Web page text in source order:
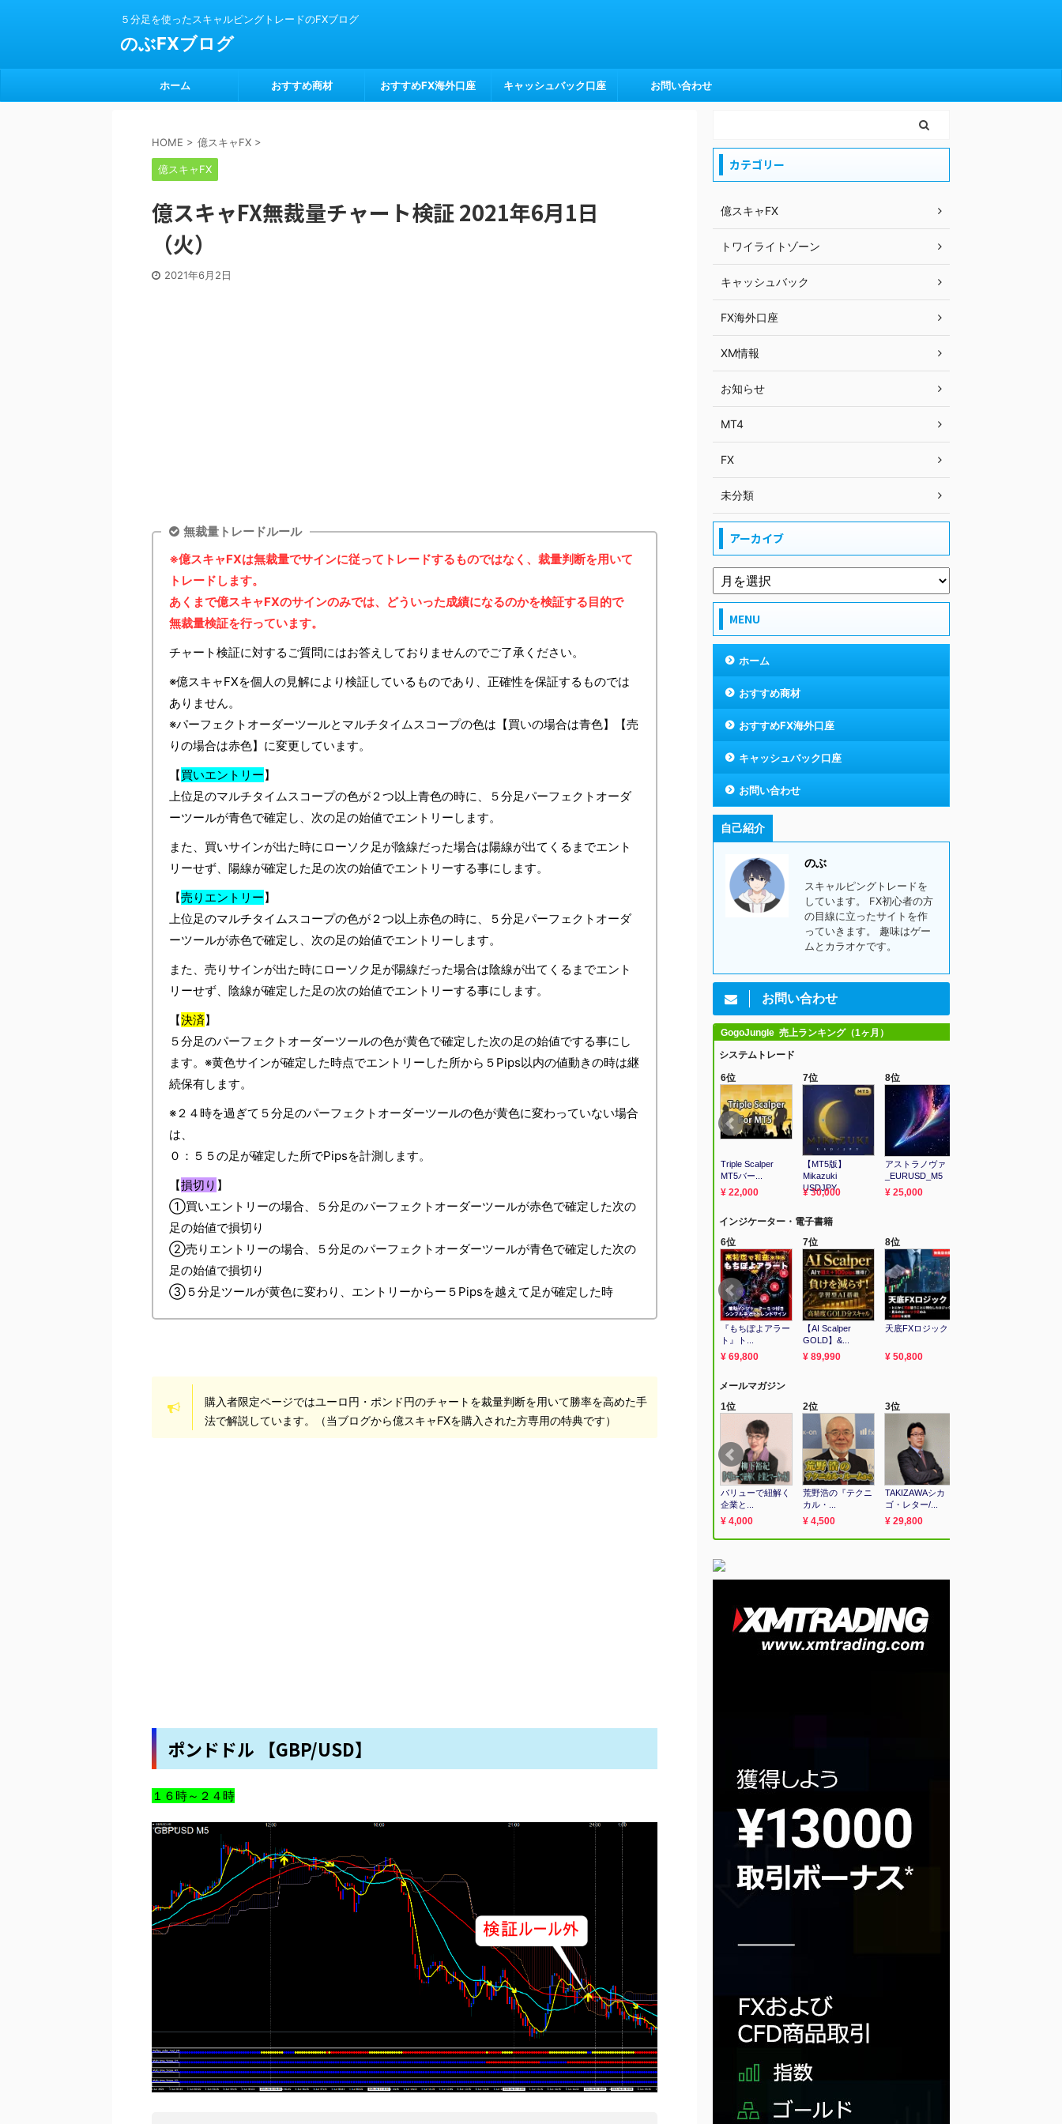
５分足を使ったスキャルピングトレードのFXブログ
のぶFXブログ
ホーム おすすめ商材 おすすめFX海外口座 キャッシュバック口座 お問い合わせ
HOME > 億スキャFX >
億スキャFX
億スキャFX無裁量チャート検証 2021年6月1日
（火）
2021年6月2日
無裁量トレードルール
※億スキャFXは無裁量でサインに従ってトレードするものではなく、裁量判断を用いて
トレードします。
あくまで億スキャFXのサインのみでは、どういった成績になるのかを検証する目的で
無裁量検証を行っています。
チャート検証に対するご質問にはお答えしておりませんのでご了承ください。
※億スキャFXを個人の見解により検証しているものであり、正確性を保証するものでは
ありません。
※パーフェクトオーダーツールとマルチタイムスコープの色は【買いの場合は青色】【売
りの場合は赤色】に変更しています。
【買いエントリー】
上位足のマルチタイムスコープの色が２つ以上青色の時に、５分足パーフェクトオーダ
ーツールが青色で確定し、次の足の始値でエントリーします。
また、買いサインが出た時にローソク足が陰線だった場合は陽線が出てくるまでエント
リーせず、陽線が確定した足の次の始値でエントリーする事にします。
【売りエントリー】
上位足のマルチタイムスコープの色が２つ以上赤色の時に、５分足パーフェクトオーダ
ーツールが赤色で確定し、次の足の始値でエントリーします。
また、売りサインが出た時にローソク足が陽線だった場合は陰線が出てくるまでエント
リーせず、陰線が確定した足の次の始値でエントリーする事にします。
【決済】
５分足のパーフェクトオーダーツールの色が黄色で確定した次の足の始値でする事にし
ます。※黄色サインが確定した時点でエントリーした所から５Pips以内の値動きの時は継
続保有します。
※２４時を過ぎて５分足のパーフェクトオーダーツールの色が黄色に変わっていない場合
は、
０：５５の足が確定した所でPipsを計測します。
【損切り 】
①買いエントリーの場合、５分足のパーフェクトオーダーツールが赤色で確定した次の
足の始値で損切り
②売りエントリーの場合、５分足のパーフェクトオーダーツールが青色で確定した次の
足の始値で損切り
③５分足ツールが黄色に変わり、エントリーからー５Pipsを越えて足が確定した時
購入者限定ページではユーロ円・ポンド円のチャートを裁量判断を用いて勝率を高めた手
法で解説しています。（当ブログから億スキャFXを購入された方専用の特典です）
ポンドドル 【GBP/USD】
１６時～２４時
カテゴリー
億スキャFX
トワイライトゾーン
キャッシュバック
FX海外口座
XM情報
お知らせ
MT4
FX
未分類
アーカイブ
MENU
ホーム
おすすめ商材
おすすめFX海外口座
キャッシュバック口座
お問い合わせ
自己紹介
のぶ
スキャルピングトレードを
しています。 FX初心者の方
の目線に立ったサイトを作
っていきます。 趣味はゲー
ムとカラオケです。
お問い合わせ